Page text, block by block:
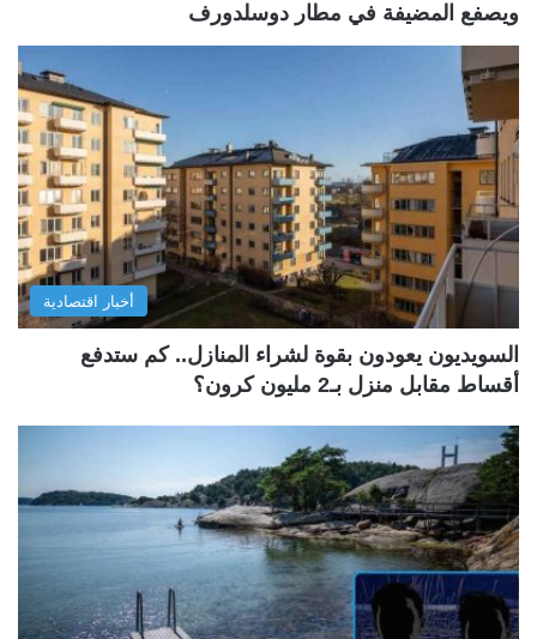
ويصفع المضيفة في مطار دوسلدورف
أخبار اقتصادية
السويديون يعودون بقوة لشراء المنازل.. كم ستدفع
أقساط مقابل منزل بـ2 مليون كرون؟